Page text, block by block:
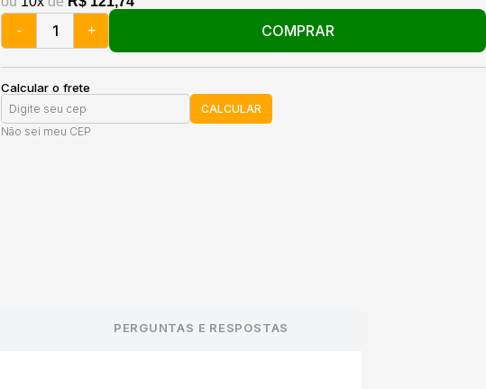
- + COMPRAR
Calcular o frete
CALCULAR
Não sei meu CEP
PERGUNTAS E RESPOSTAS